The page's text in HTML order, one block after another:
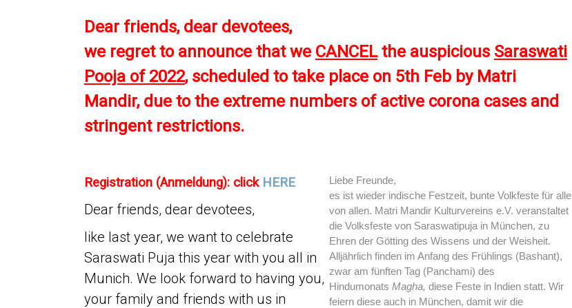
Dear friends, dear devotees,
we regret to announce that we CANCEL the auspicious Saraswati
Pooja of 2022, scheduled to take place on 5th Feb by Matri
Mandir, due to the extreme numbers of active corona cases and
stringent restrictions.
Registration (Anmeldung): click HERE
Dear friends, dear devotees,
like last year, we want to celebrate
Saraswati Puja this year with you all in
Munich. We look forward to having you,
your family and friends with us in
Liebe Freunde,
es ist wieder indische Festzeit, bunte Volkfeste für alle
von allen. Matri Mandir Kulturvereins e.V. veranstaltet
die Volksfeste von Saraswatipuja in München, zu
Ehren der Götting des Wissens und der Weisheit.
Alljährlich finden im Anfang des Frühlings (Bashant),
zwar am fünften Tag (Panchami) des
Hindumonats Magha, diese Feste in Indien statt. Wir
feiern diese auch in München, damit wir die